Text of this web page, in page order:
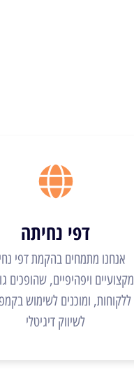
דפי נחיתה
אנחנו מתמחים בהקמת דפי
מקצועיים ויפהיפיים, שהופכים
ללקוחות, ומוכנים לשימוש
לשיווק דיגיטלי